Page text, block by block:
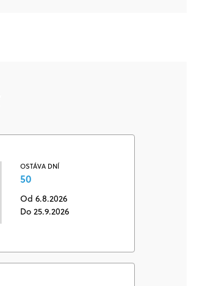
OSTÁVA DNÍ
50
Od 6.8.2026
Do 25.9.2026